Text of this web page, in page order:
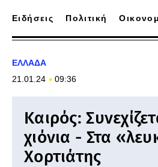
Ειδήσεις Πολιτική
ΕΛΛΑΔΑ
21.01.24
09:36
Καιρός:
χιόνια - Στα
Χορτιάτης